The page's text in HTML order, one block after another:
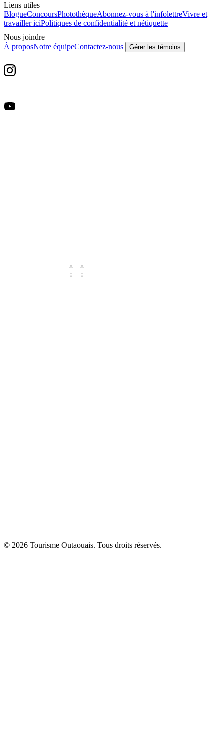
Liens utiles
BlogueConcoursPhotothèqueAbonnez-vous à l'infolettreVivre et
travailler iciPolitiques de confidentialité et nétiquette
Nous joindre
À proposNotre équipeContactez-nous Gérer les témoins
© 2026 Tourisme Outaouais. Tous droits réservés.